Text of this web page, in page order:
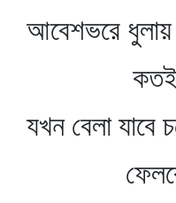
আবেশভরে
কতই
যখন বেলা যাবে
ফেলবে